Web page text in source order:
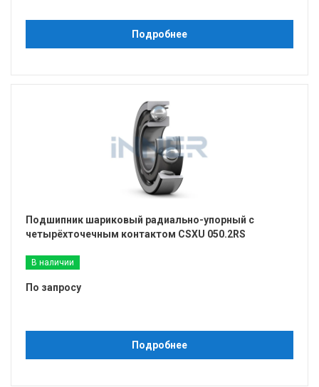
Подробнее
Подшипник шариковый радиально-упорный с
четырёхточечным контактом CSXU 050.2RS
В наличии
По запросу
Подробнее